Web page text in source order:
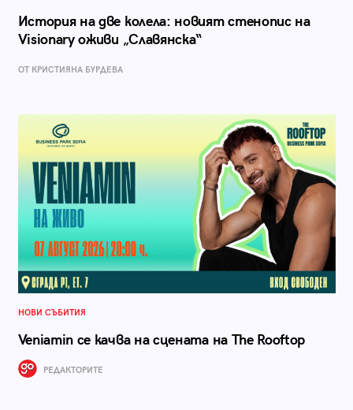
История на две колела: новият стенопис на
Visionary оживи „Славянска“
ОТ КРИСТИЯНА БУРДЕВА
НОВИ СЪБИТИЯ
Veniamin се качва на сцената на The Rooftop
РЕДАКТОРИТЕ